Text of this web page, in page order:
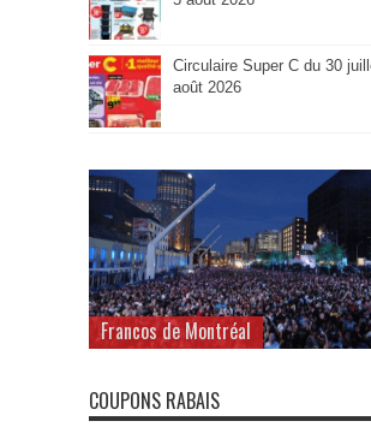
Circulaire Super C du 30
août 2026
Francos de Montréal
COUPONS RABAIS